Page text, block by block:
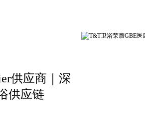
供应商｜深
供应链